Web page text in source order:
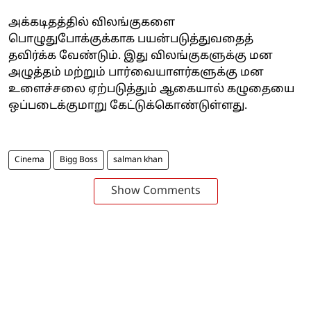
அக்கடிதத்தில் விலங்குகளை
பொழுதுபோக்குக்காக பயன்படுத்துவதைத்
தவிர்க்க வேண்டும். இது விலங்குகளுக்கு மன
அழுத்தம் மற்றும் பார்வையாளர்களுக்கு மன
உளைச்சலை ஏற்படுத்தும் ஆகையால் கழுதையை
ஒப்படைக்குமாறு கேட்டுக்கொண்டுள்ளது.
Cinema Bigg Boss salman khan
Show Comments